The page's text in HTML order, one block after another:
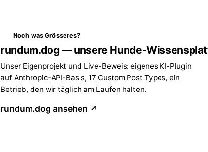
Noch was Grösseres?
rundum.dog — unsere Hunde-
Unser Eigenprojekt und Live-Beweis: eigenes KI-Plugin
auf Anthropic-API-Basis, 17 Custom Post Types, ein
Betrieb, den wir täglich am Laufen halten.
rundum.dog ansehen ↗